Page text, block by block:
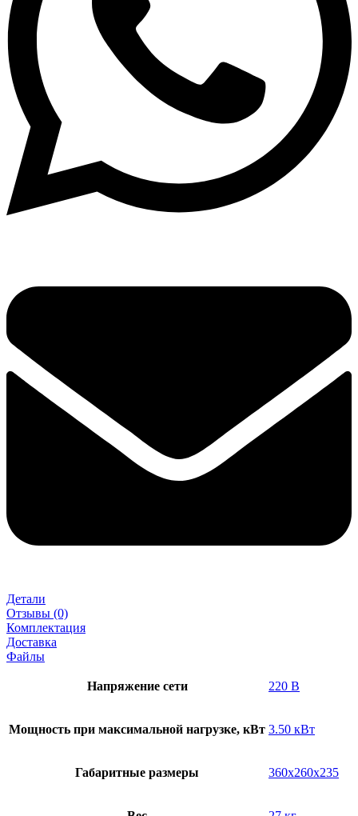
Детали
Отзывы (0)
Комплектация
Доставка
Файлы
Напряжение сети 220 В
Мощность при максимальной нагрузке, кВт 3.50 кВт
Габаритные размеры 360x260x235